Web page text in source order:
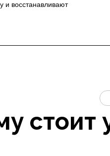
и восстанавливают
стоит